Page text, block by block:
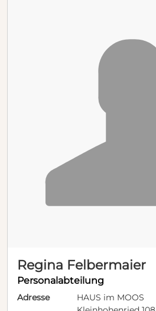
Regina Felbermaier
Personalabteilung
Adresse
HAUS im MOOS